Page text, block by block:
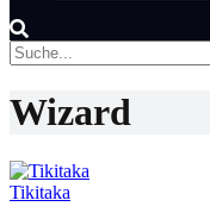
Wizard
Tikitaka